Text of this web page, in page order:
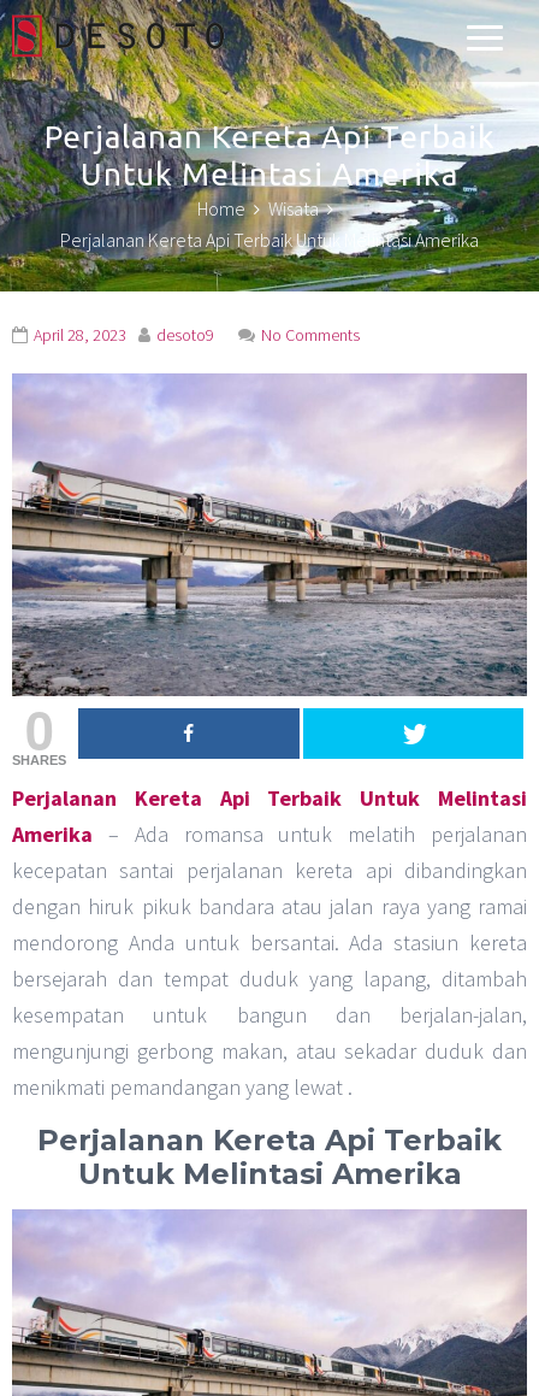
Desoto Explorer
Perjalanan Kereta Api Terbaik
Untuk Melintasi Amerika
Home
Wisata
Perjalanan Kereta Api Terbaik Untuk Melintasi Amerika
April 28, 2023 desoto9 No Comments
0
SHARES
Perjalanan Kereta Api Terbaik Untuk Melintasi
Amerika – Ada romansa untuk melatih perjalanan
kecepatan santai perjalanan kereta api dibandingkan
dengan hiruk pikuk bandara atau jalan raya yang ramai
mendorong Anda untuk bersantai. Ada stasiun kereta
bersejarah dan tempat duduk yang lapang, ditambah
kesempatan untuk bangun dan berjalan-jalan,
mengunjungi gerbong makan, atau sekadar duduk dan
menikmati pemandangan yang lewat .
Perjalanan Kereta Api Terbaik
Untuk Melintasi Amerika